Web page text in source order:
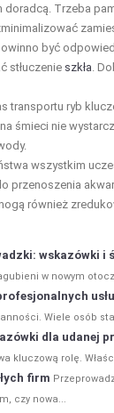
doradcą. Trzeba
być
stłuczenie szkła .
transportu ryb
śmieci nie
wszystkim
przenoszenia
również
wskazówki i
w nowym
Wiele osób
dla udanej
kluczową rolę.
firm
czy nowa...